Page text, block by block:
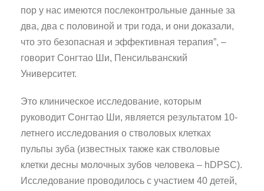
пор у нас имеются послеконтрольные данные за
два, два с половиной и три года, и они доказали,
что это безопасная и эффективная терапия”, –
говорит Сонгтао Ши, Пенсильванский
Университет.
Это клиническое исследование, которым
руководит Сонгтао Ши, является результатом 10-
летнего исследования о стволовых клетках
пульпы зуба (известных также как стволовые
клетки десны молочных зубов человека – hDPSC).
Исследование проводилось с участием 40 детей,